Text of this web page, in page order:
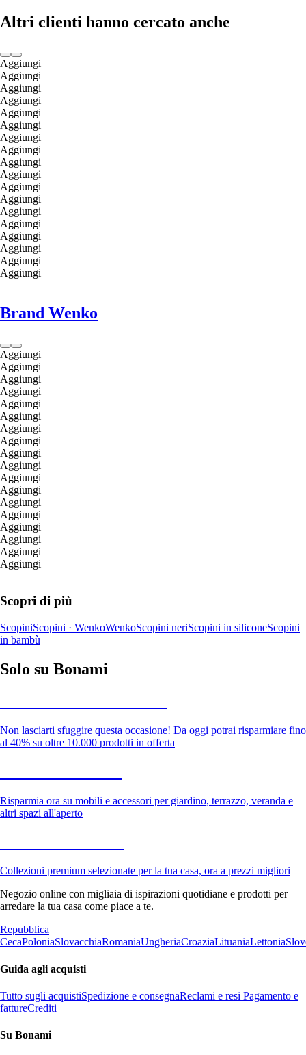
Altri clienti hanno cercato anche
Aggiungi
Aggiungi
Aggiungi
Aggiungi
Aggiungi
Aggiungi
Aggiungi
Aggiungi
Aggiungi
Aggiungi
Aggiungi
Aggiungi
Aggiungi
Aggiungi
Aggiungi
Aggiungi
Aggiungi
Aggiungi
Brand Wenko
Aggiungi
Aggiungi
Aggiungi
Aggiungi
Aggiungi
Aggiungi
Aggiungi
Aggiungi
Aggiungi
Aggiungi
Aggiungi
Aggiungi
Aggiungi
Aggiungi
Aggiungi
Aggiungi
Aggiungi
Aggiungi
Scopri di più
ScopiniScopini · WenkoWenkoScopini neriScopini in siliconeScopini
in bambù
Solo su Bonami
Non lasciarti sfuggire questa occasione! Da oggi potrai risparmiare fino
al 40% su oltre 10.000 prodotti in offerta
Risparmia ora su mobili e accessori per giardino, terrazzo, veranda e
altri spazi all'aperto
Collezioni premium selezionate per la tua casa, ora a prezzi migliori
Negozio online con migliaia di ispirazioni quotidiane e prodotti per
arredare la tua casa come piace a te.
Repubblica
CecaPoloniaSlovacchiaRomaniaUngheriaCroaziaLituaniaLettonia
Guida agli acquisti
Tutto sugli acquistiSpedizione e consegnaReclami e resi Pagamento e
fattureCrediti
Su Bonami